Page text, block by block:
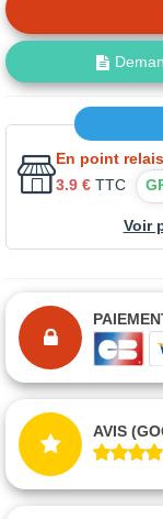
En point relais
3.9 € TTC
Voir
AVIS